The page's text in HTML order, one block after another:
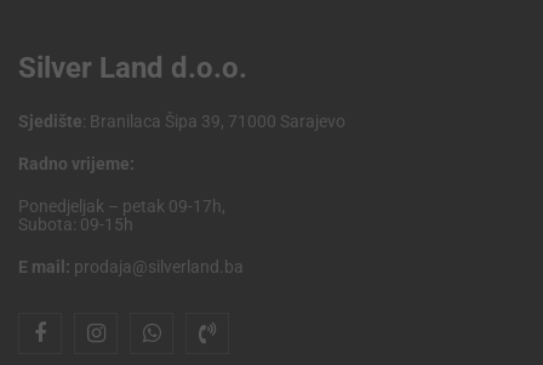
Silver Land d.o.o.
Sjedište: Branilaca Šipa 39, 71000 Sarajevo
Radno vrijeme:
Ponedjeljak – petak 09-17h,
Subota: 09-15h
E mail: prodaja@silverland.ba